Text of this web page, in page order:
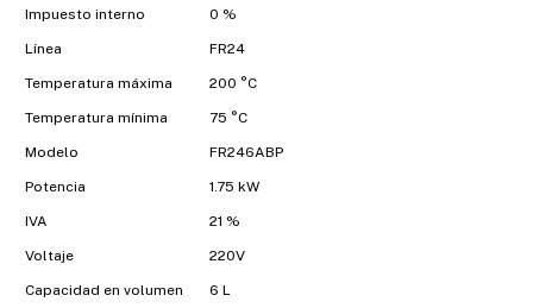
Impuesto interno 0 %
Línea FR24
Temperatura máxima 200 °C
Temperatura mínima 75 °C
Modelo FR246ABP
Potencia 1.75 kW
IVA 21 %
Voltaje 220V
Capacidad en volumen 6 L